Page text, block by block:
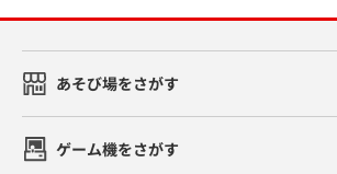
あそび場をさがす
ゲーム機をさがす